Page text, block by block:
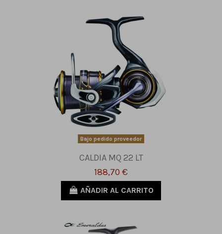
Bajo pedido proveedor
CALDIA MQ 22 LT
188,70 €
AÑADIR AL CARRITO